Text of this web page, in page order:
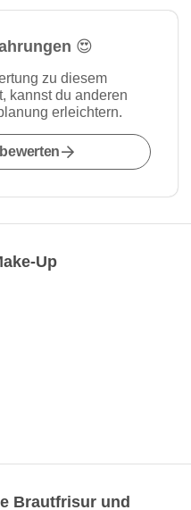
😍
zu diesem
kannst du anderen
erleichtern.
Up
Brautfrisur und